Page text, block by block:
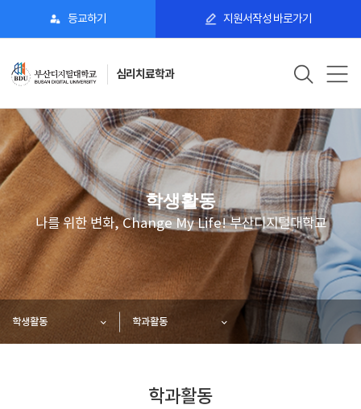
등교하기 지원서작성 바로가기
심리치료학과
학생활동
나를 위한 변화, Change My Life! 부산디지털대학교
학생활동 학과활동
학과활동